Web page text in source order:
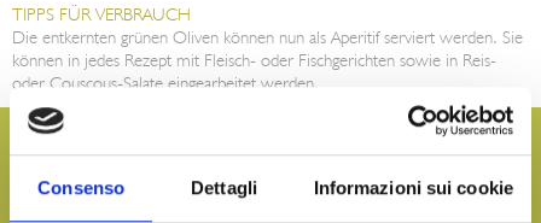
Consenso Dettagli Informazioni sui cookie
TIPPS FÜR VERBRAUCH
Die entkernten grünen Oliven können nun als Aperitif serviert werden. Sie
können in jedes Rezept mit Fleisch- oder Fischgerichten sowie in Reis-
oder Couscous-Salate eingearbeitet werden.
Produktkatalog erhalten?